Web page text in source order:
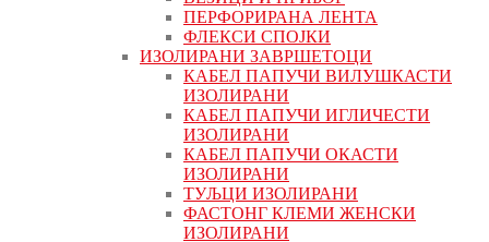
ПЕРФОРИРАНА ЛЕНТА
ФЛЕКСИ СПОЈКИ
ИЗОЛИРАНИ ЗАВРШЕТОЦИ
КАБЕЛ ПАПУЧИ ВИЛУШКАСТИ
ИЗОЛИРАНИ
КАБЕЛ ПАПУЧИ ИГЛИЧЕСТИ
ИЗОЛИРАНИ
КАБЕЛ ПАПУЧИ ОКАСТИ
ИЗОЛИРАНИ
ТУЉЦИ ИЗОЛИРАНИ
ФАСТОНГ КЛЕМИ ЖЕНСКИ
ИЗОЛИРАНИ